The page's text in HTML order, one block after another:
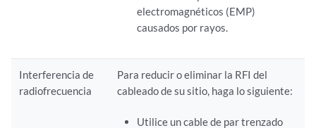
electromagnéticos (EMP)
causados por rayos.
Interferencia de
radiofrecuencia
Para reducir o eliminar la RFI del
cableado de su sitio, haga lo siguiente:
Utilice un cable de par trenzado